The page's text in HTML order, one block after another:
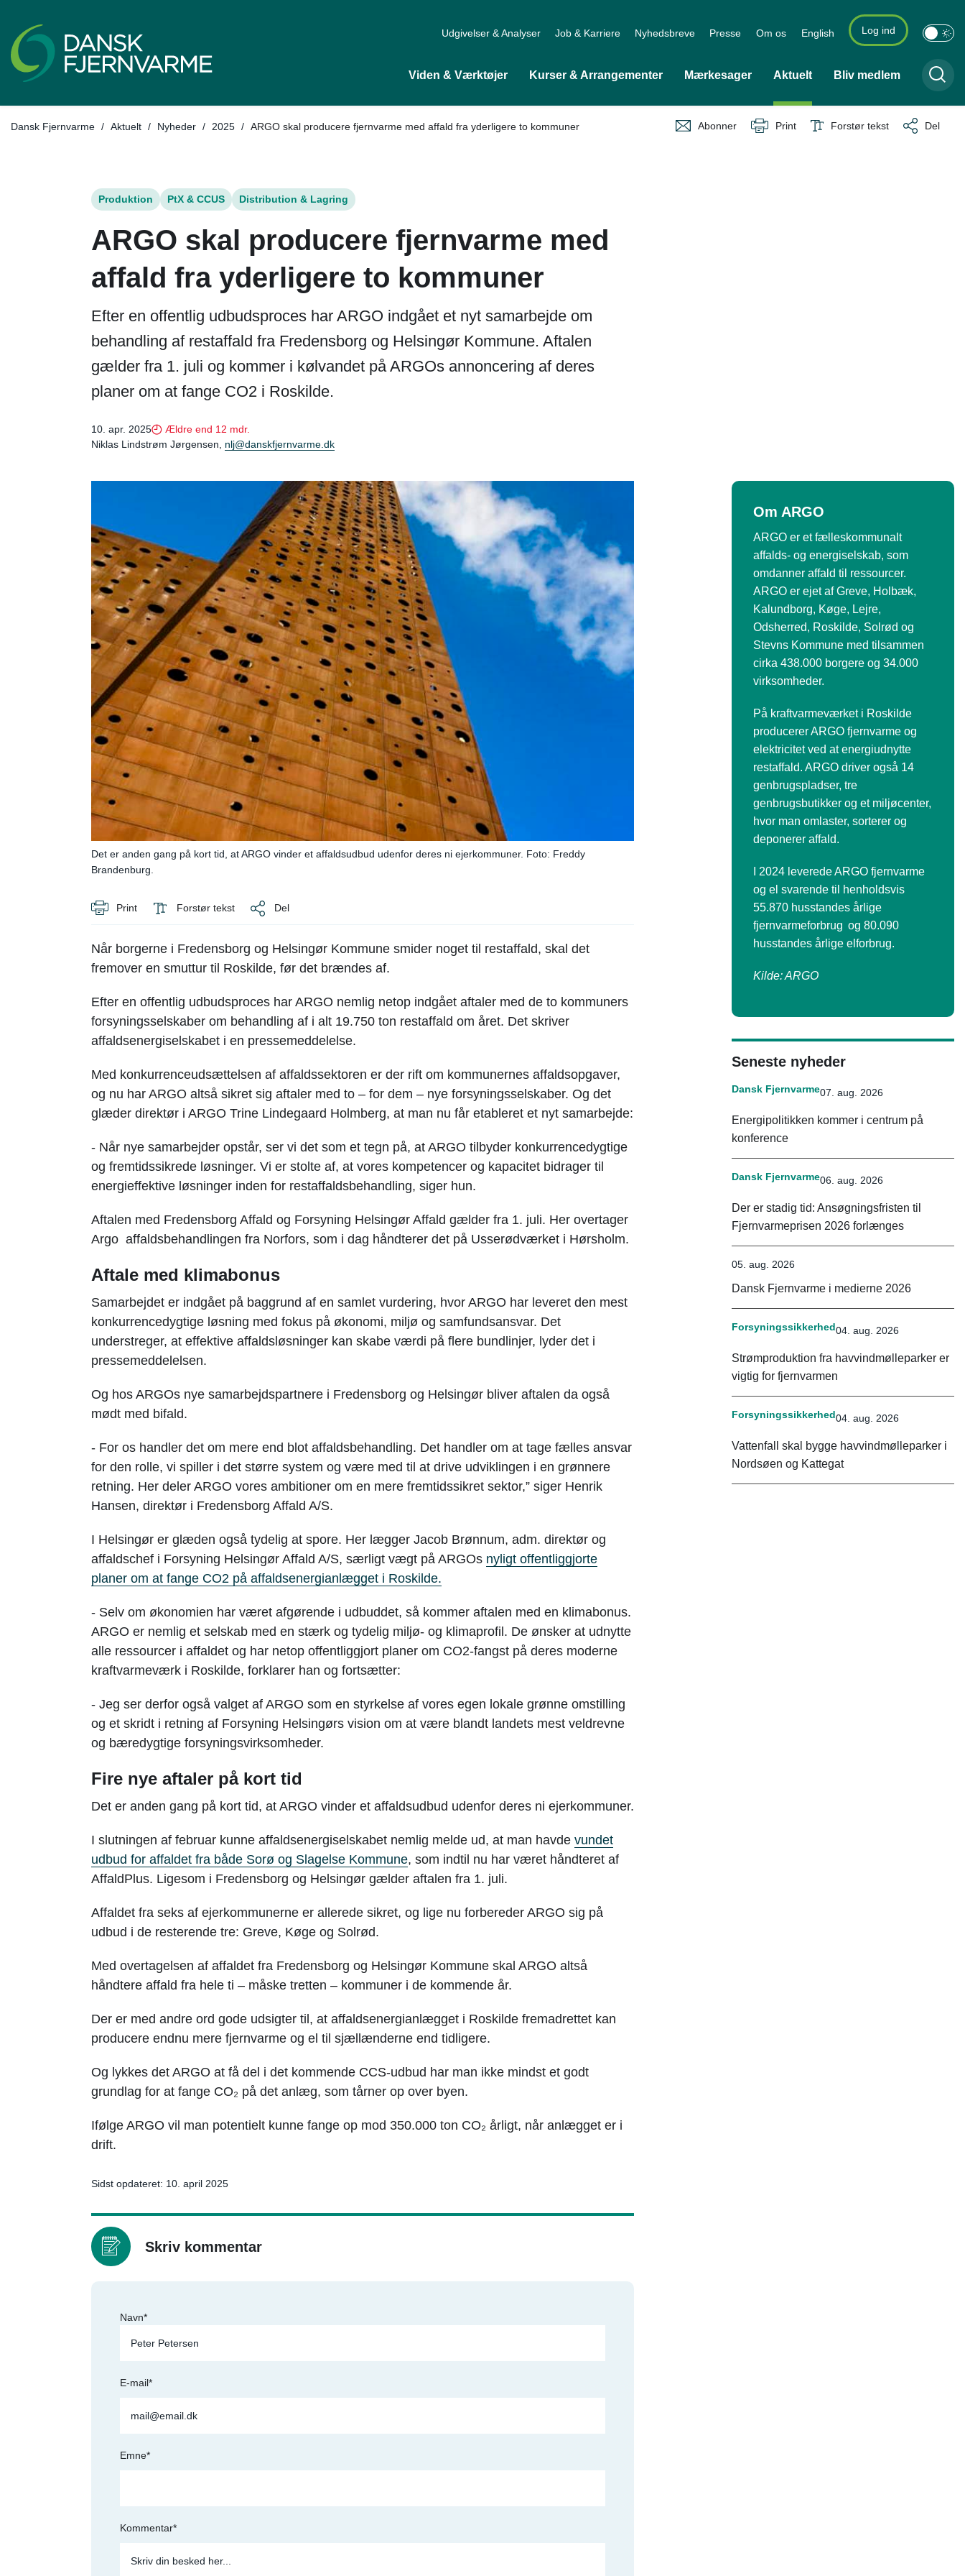
Udgivelser & Analyser Job & Karriere Nyhedsbreve Presse Om os English Log ind
Viden & Værktøjer Kurser & Arrangementer Mærkesager Aktuelt Bliv medlem
Dansk Fjernvarme / Aktuelt / Nyheder / Tilbage til
2025 / ARGO skal producere fjernvarme med affald fra yderligere to kommuner Abonner Print Forstør tekst Del
Produktion PtX & CCUS Distribution & Lagring
ARGO skal producere fjernvarme med
affald fra yderligere to kommuner
Efter en offentlig udbudsproces har ARGO indgået et nyt samarbejde om
behandling af restaffald fra Fredensborg og Helsingør Kommune. Aftalen
gælder fra 1. juli og kommer i kølvandet på ARGOs annoncering af deres
planer om at fange CO2 i Roskilde.
10. apr. 2025
Ældre end 12 mdr.
Niklas Lindstrøm Jørgensen, nlj@danskfjernvarme.dk
Det er anden gang på kort tid, at ARGO vinder et affaldsudbud udenfor deres ni ejerkommuner. Foto: Freddy
Brandenburg.
Print Forstør tekst Del
Når borgerne i Fredensborg og Helsingør Kommune smider noget til restaffald, skal det
fremover en smuttur til Roskilde, før det brændes af.
Efter en offentlig udbudsproces har ARGO nemlig netop indgået aftaler med de to kommuners
forsyningsselskaber om behandling af i alt 19.750 ton restaffald om året. Det skriver
affaldsenergiselskabet i en pressemeddelelse.
Med konkurrenceudsættelsen af affaldssektoren er der rift om kommunernes affaldsopgaver,
og nu har ARGO altså sikret sig aftaler med to – for dem – nye forsyningsselskaber. Og det
glæder direktør i ARGO Trine Lindegaard Holmberg, at man nu får etableret et nyt samarbejde:
- Når nye samarbejder opstår, ser vi det som et tegn på, at ARGO tilbyder konkurrencedygtige
og fremtidssikrede løsninger. Vi er stolte af, at vores kompetencer og kapacitet bidrager til
energieffektive løsninger inden for restaffaldsbehandling, siger hun.
Aftalen med Fredensborg Affald og Forsyning Helsingør Affald gælder fra 1. juli. Her overtager
Argo affaldsbehandlingen fra Norfors, som i dag håndterer det på Usserødværket i Hørsholm.
Aftale med klimabonus
Samarbejdet er indgået på baggrund af en samlet vurdering, hvor ARGO har leveret den mest
konkurrencedygtige løsning med fokus på økonomi, miljø og samfundsansvar. Det
understreger, at effektive affaldsløsninger kan skabe værdi på flere bundlinjer, lyder det i
pressemeddelelsen.
Og hos ARGOs nye samarbejdspartnere i Fredensborg og Helsingør bliver aftalen da også
mødt med bifald.
- For os handler det om mere end blot affaldsbehandling. Det handler om at tage fælles ansvar
for den rolle, vi spiller i det større system og være med til at drive udviklingen i en grønnere
retning. Her deler ARGO vores ambitioner om en mere fremtidssikret sektor,” siger Henrik
Hansen, direktør i Fredensborg Affald A/S.
I Helsingør er glæden også tydelig at spore. Her lægger Jacob Brønnum, adm. direktør og
affaldschef i Forsyning Helsingør Affald A/S, særligt vægt på ARGOs nyligt offentliggjorte
planer om at fange CO2 på affaldsenergianlægget i Roskilde.
- Selv om økonomien har været afgørende i udbuddet, så kommer aftalen med en klimabonus.
ARGO er nemlig et selskab med en stærk og tydelig miljø- og klimaprofil. De ønsker at udnytte
alle ressourcer i affaldet og har netop offentliggjort planer om CO2-fangst på deres moderne
kraftvarmeværk i Roskilde, forklarer han og fortsætter:
- Jeg ser derfor også valget af ARGO som en styrkelse af vores egen lokale grønne omstilling
og et skridt i retning af Forsyning Helsingørs vision om at være blandt landets mest veldrevne
og bæredygtige forsyningsvirksomheder.
Fire nye aftaler på kort tid
Det er anden gang på kort tid, at ARGO vinder et affaldsudbud udenfor deres ni ejerkommuner.
I slutningen af februar kunne affaldsenergiselskabet nemlig melde ud, at man havde vundet
udbud for affaldet fra både Sorø og Slagelse Kommune, som indtil nu har været håndteret af
AffaldPlus. Ligesom i Fredensborg og Helsingør gælder aftalen fra 1. juli.
Affaldet fra seks af ejerkommunerne er allerede sikret, og lige nu forbereder ARGO sig på
udbud i de resterende tre: Greve, Køge og Solrød.
Med overtagelsen af affaldet fra Fredensborg og Helsingør Kommune skal ARGO altså
håndtere affald fra hele ti – måske tretten – kommuner i de kommende år.
Der er med andre ord gode udsigter til, at affaldsenergianlægget i Roskilde fremadrettet kan
producere endnu mere fjernvarme og el til sjællænderne end tidligere.
Og lykkes det ARGO at få del i det kommende CCS-udbud har man ikke mindst et godt
grundlag for at fange CO₂ på det anlæg, som tårner op over byen.
Ifølge ARGO vil man potentielt kunne fange op mod 350.000 ton CO₂ årligt, når anlægget er i
drift.
Om ARGO
ARGO er et fælleskommunalt
affalds- og energiselskab, som
omdanner affald til ressourcer.
ARGO er ejet af Greve, Holbæk,
Kalundborg, Køge, Lejre,
Odsherred, Roskilde, Solrød og
Stevns Kommune med tilsammen
cirka 438.000 borgere og 34.000
virksomheder.
På kraftvarmeværket i Roskilde
producerer ARGO fjernvarme og
elektricitet ved at energiudnytte
restaffald. ARGO driver også 14
genbrugspladser, tre
genbrugsbutikker og et miljøcenter,
hvor man omlaster, sorterer og
deponerer affald.
I 2024 leverede ARGO fjernvarme
og el svarende til henholdsvis
55.870 husstandes årlige
fjernvarmeforbrug og 80.090
husstandes årlige elforbrug.
Kilde: ARGO
Seneste nyheder
Dansk Fjernvarme07. aug. 2026
Energipolitikken kommer i centrum på
konference
Dansk Fjernvarme06. aug. 2026
Der er stadig tid: Ansøgningsfristen til
Fjernvarmeprisen 2026 forlænges
05. aug. 2026
Dansk Fjernvarme i medierne 2026
Forsyningssikkerhed04. aug. 2026
Strømproduktion fra havvindmølleparker er
vigtig for fjernvarmen
Forsyningssikkerhed04. aug. 2026
Vattenfall skal bygge havvindmølleparker i
Nordsøen og Kattegat
Sidst opdateret: 10. april 2025
Skriv kommentar
Navn*
E-mail*
Emne*
Kommentar*